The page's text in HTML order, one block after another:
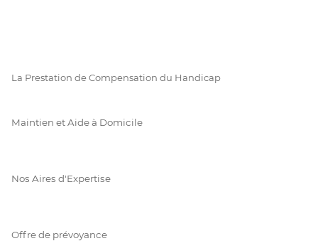
La Prestation de Compensation du Handicap
Maintien et Aide à Domicile
Nos Aires d'Expertise
Offre de prévoyance